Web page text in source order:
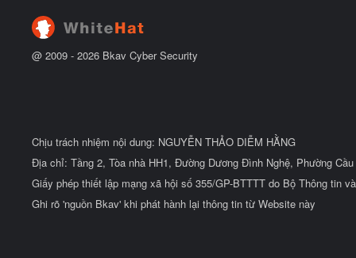
@ 2009 - 2026 Bkav Cyber Security
Chịu trách nhiệm nội dung: NGUYỄN THẢO DIỄM HẰNG
Địa chỉ: Tầng 2, Tòa nhà HH1, Đường Dương Đình Nghệ, Phường
Giấy phép thiết lập mạng xã hội số 355/GP-BTTTT do Bộ Thông tin
Ghi rõ 'nguồn Bkav' khi phát hành lại thông tin từ Website này